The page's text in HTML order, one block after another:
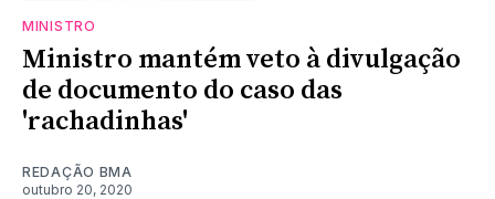
MINISTRO
Ministro mantém veto à divulgação
de documento do caso das
'rachadinhas'
REDAÇÃO BMA
outubro 20, 2020